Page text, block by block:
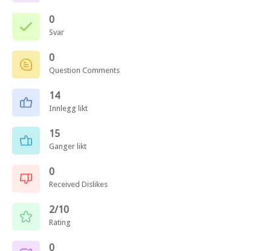
0
Svar
0
Question Comments
14
Innlegg likt
15
Ganger likt
0
Received Dislikes
2/10
Rating
0